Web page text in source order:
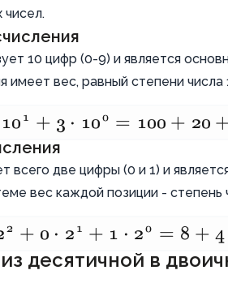
чисел.
10 цифр (0-9) и является
имеет вес, равный степени числа
10 1 + 3 ⋅ 10 0 = 100 + 20
всего две цифры (0 и 1) и
вес каждой позиции - степень
2 + 0 ⋅ 2 1 + 1 ⋅ 2 0 = 8 + 4
десятичной в